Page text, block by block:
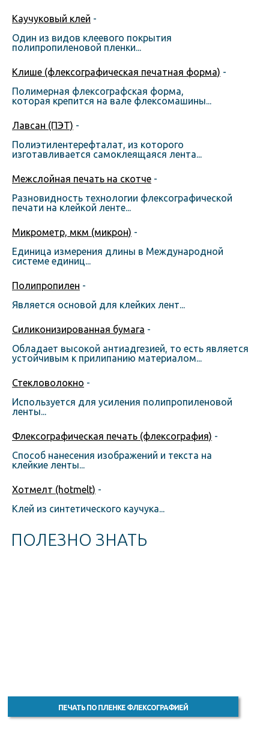
Каучуковый клей -
Один из видов клеевого покрытия
полипропиленовой пленки...
Клише (флексографическая печатная форма) -
Полимерная флексографская форма,
которая крепится на вале флексомашины...
Лавсан (ПЭТ) -
Полиэтилентерефталат, из которого
изготавливается самоклеящаяся лента...
Межслойная печать на скотче -
Разновидность технологии флексографической
печати на клейкой ленте...
Микрометр, мкм (микрон) -
Единица измерения длины в Международной
системе единиц...
Полипропилен -
Является основой для клейких лент...
Силиконизированная бумага -
Обладает высокой антиадгезией, то есть является
устойчивым к прилипанию материалом...
Стекловолокно -
Используется для усиления полипропиленовой
ленты...
Флексографическая печать (флексография) -
Способ нанесения изображений и текста на
клейкие ленты...
Хотмелт (hotmelt) -
Клей из синтетического каучука...
ПОЛЕЗНО ЗНАТЬ
ПЕЧАТЬ ПО ПЛЕНКЕ ФЛЕКСОГРАФИЕЙ